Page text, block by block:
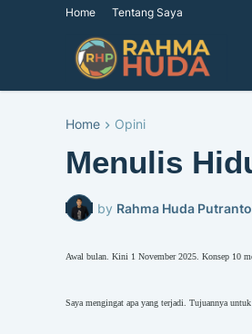
Home Tentang Saya
Home Opini
Menulis
by Rahma Huda Putranto
Awal bulan. Kini 1 November 2025. Konsep 10
Saya mengingat apa yang terjadi. Tujuannya